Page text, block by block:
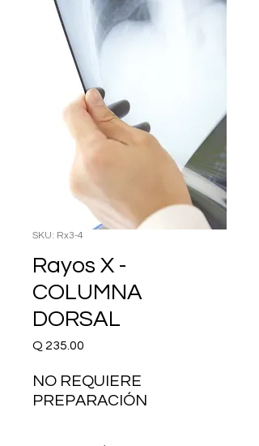
SKU: Rx3-4
Rayos X -
COLUMNA
DORSAL
Q 235.00
NO REQUIERE
PREPARACIÓN